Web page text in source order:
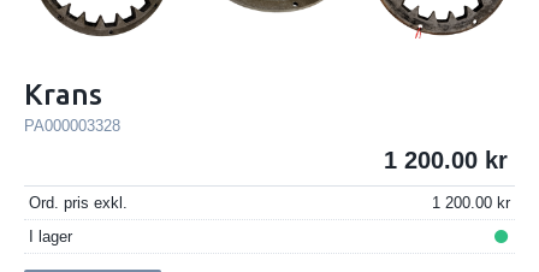
Krans
PA000003328
1 200.00
Ord. pris exkl.
1 200.00
I lager